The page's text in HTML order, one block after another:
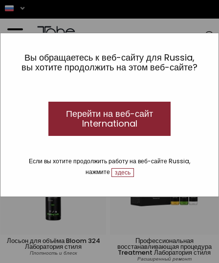
Вы обращаетесь к веб-сайту для Russia,
вы хотите продолжить на этом веб-сайте?
Перейти на веб-сайт
International
Если вы хотите продолжить работу на веб-сайте Russia,
нажмите
здесь
ВОЛОСЫ»Acabado»Спреи для волос
Спреи для волос
Откройте для себя лучшие профессиональные лаки для волос
парикмахерского качества.
Лосьон для объёма Bloom 324
Лаборатория стиля
Плотность и блеск
Профессиональная
восстанавливающая процедура
Treatment Лаборатория стиля
Расширенный ремонт